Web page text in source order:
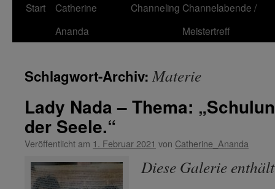
Start
Catherine
Ananda
Channeling Channelabende /
Meistertreff
Schlagwort-Archiv: Materie
Lady Nada – Thema:
der Seele.“
Veröffentlicht am 1. Februar 2021 von Catherine_Ananda
Diese Galerie